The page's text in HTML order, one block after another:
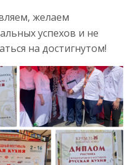
желаем
успехов и не
на достигнутом!